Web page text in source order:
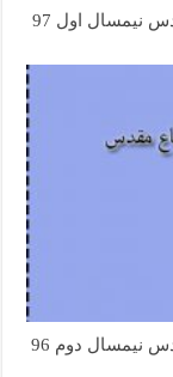
دانلود رایگان نمونه سوال ارزش های دفاع مقدس نیمسال اول 97
دانلود رایگان نمونه سوال ارزش های دفاع مقدس نیمسال دوم 96